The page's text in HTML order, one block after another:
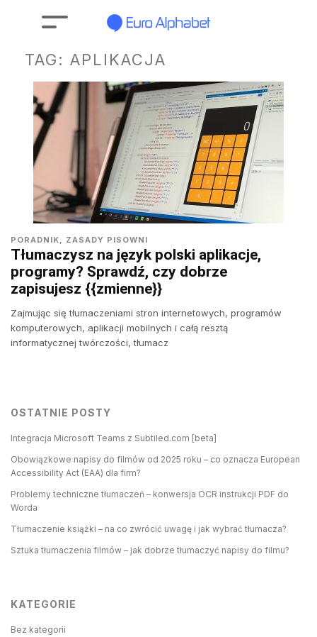
TAG: APLIKACJA
PORADNIK, ZASADY PISOWNI
Tłumaczysz na język polski aplikacje,
programy? Sprawdź, czy dobrze
zapisujesz {{zmienne}}
Zajmując się tłumaczeniami stron internetowych, programów
komputerowych, aplikacji mobilnych i całą resztą
informatycznej twórczości, tłumacz
OSTATNIE POSTY
Integracja Microsoft Teams z Subtiled.com [beta]
Obowiązkowe napisy do filmów od 2025 roku – co oznacza European
Accessibility Act (EAA) dla firm?
Problemy techniczne tłumaczeń – konwersja OCR instrukcji PDF do
Worda
Tłumaczenie książki – na co zwrócić uwagę i jak wybrać tłumacza?
Sztuka tłumaczenia filmów – jak dobrze tłumaczyć napisy do filmu?
KATEGORIE
Bez kategorii